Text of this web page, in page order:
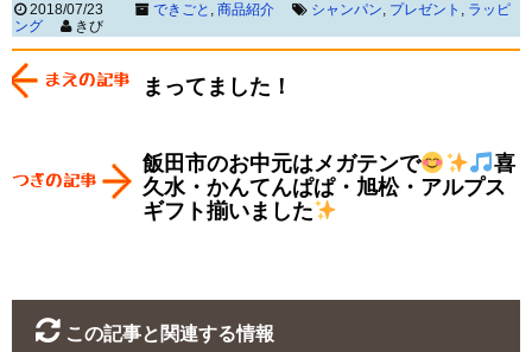
2018/07/23 できごと , 商品紹介 シャンパン, プレゼント , ラッピ
ング
きび
まってました！
飯田市のお中元はメガテンで
喜
久水・かんてんぱぱ・旭松・アルプス
ギフト揃いました
この記事と関連する情報